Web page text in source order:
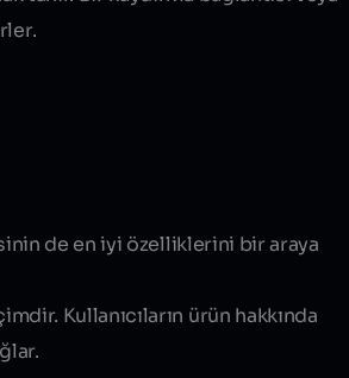
de en iyi özelliklerini bir araya
Kullanıcıların ürün hakkında